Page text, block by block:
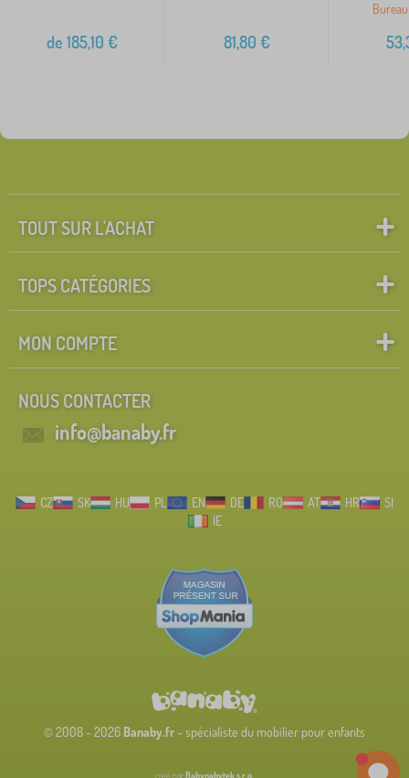
de 185,10 € 81,80 €
TOUT SUR L'ACHAT
TOPS CATÉGORIES
MON COMPTE
NOUS CONTACTER
info@banaby.fr
CZ SK HU PL EN DE RO AT HR
SI
IE
© 2008 - 2026 Banaby.fr- spécialiste du mobilier pour enfants
créé parBabynabytek s.r.o.